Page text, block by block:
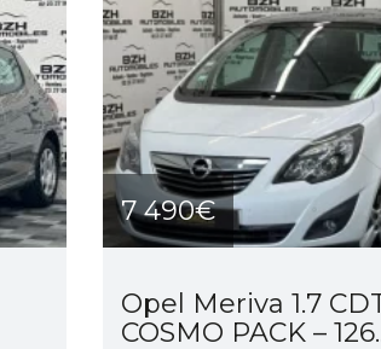
7 490€
Opel Meriva 1.7
COSMO PACK –